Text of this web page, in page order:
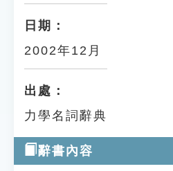
日期：
2002年12月
出處：
力學名詞辭典
辭書內容